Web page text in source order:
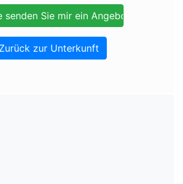
Zurück zur Unterkunft